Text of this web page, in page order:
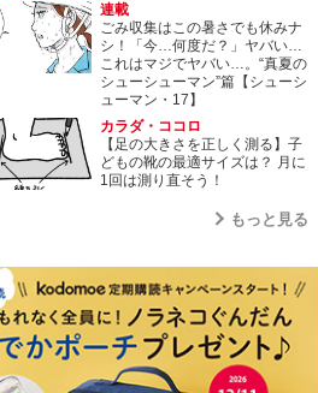
連載
ごみ収集はこの暑さでも休みナ
シ！「今…何度だ？」ヤバい…
これはマジでヤバい…。“真夏の
シューシューマン”篇【シューシ
ューマン・17】
カラダ・ココロ
【足の大きさを正しく測る】子
どもの靴の最適サイズは？ 月に
1回は測り直そう！
もっと見る